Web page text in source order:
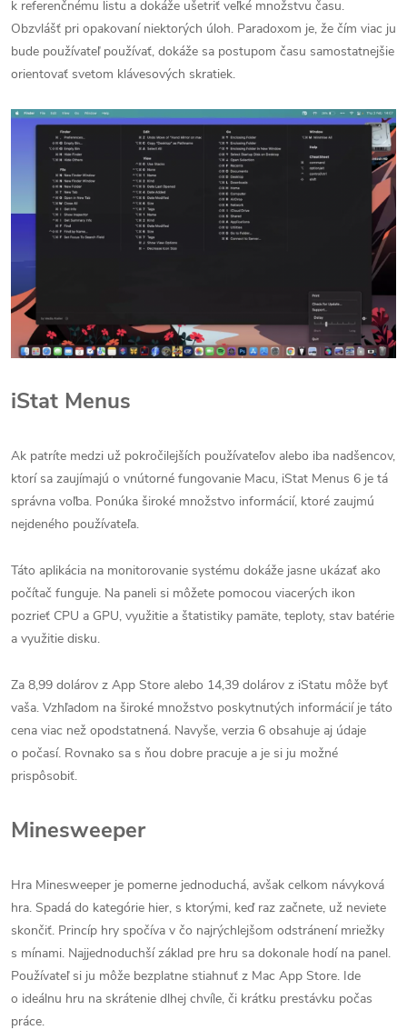
k referenčnému listu a dokáže ušetriť veľké množstvu času.
Obzvlášť pri opakovaní niektorých úloh. Paradoxom je, že čím viac ju
bude používateľ používať, dokáže sa postupom času samostatnejšie
orientovať svetom klávesových skratiek.
iStat Menus
Ak patríte medzi už pokročilejších používateľov alebo iba nadšencov,
ktorí sa zaujímajú o vnútorné fungovanie Macu, iStat Menus 6 je tá
správna voľba. Ponúka široké množstvo informácií, ktoré zaujmú
nejdeného používateľa.
Táto aplikácia na monitorovanie systému dokáže jasne ukázať ako
počítač funguje. Na paneli si môžete pomocou viacerých ikon
pozrieť CPU a GPU, využitie a štatistiky pamäte, teploty, stav batérie
a využitie disku.
Za 8,99 dolárov z App Store alebo 14,39 dolárov z iStatu môže byť
vaša. Vzhľadom na široké množstvo poskytnutých informácií je táto
cena viac než opodstatnená. Navyše, verzia 6 obsahuje aj údaje
o počasí. Rovnako sa s ňou dobre pracuje a je si ju možné
prispôsobiť.
Minesweeper
Hra Minesweeper je pomerne jednoduchá, avšak celkom návyková
hra. Spadá do kategórie hier, s ktorými, keď raz začnete, už neviete
skončiť. Princíp hry spočíva v čo najrýchlejšom odstránení mriežky
s mínami. Najjednoduchší základ pre hru sa dokonale hodí na panel.
Používateľ si ju môže bezplatne stiahnuť z Mac App Store. Ide
o ideálnu hru na skrátenie dlhej chvíle, či krátku prestávku počas
práce.